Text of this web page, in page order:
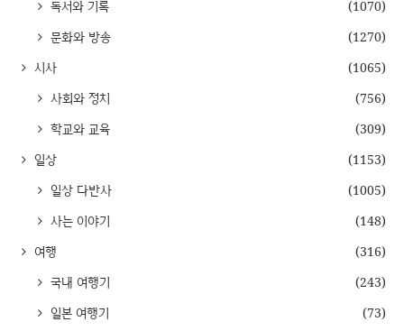
독서와 기록
(1070)
문화와 방송
(1270)
시사
(1065)
사회와 정치
(756)
학교와 교육
(309)
일상
(1153)
일상 다반사
(1005)
사는 이야기
(148)
여행
(316)
국내 여행기
(243)
일본 여행기
(73)